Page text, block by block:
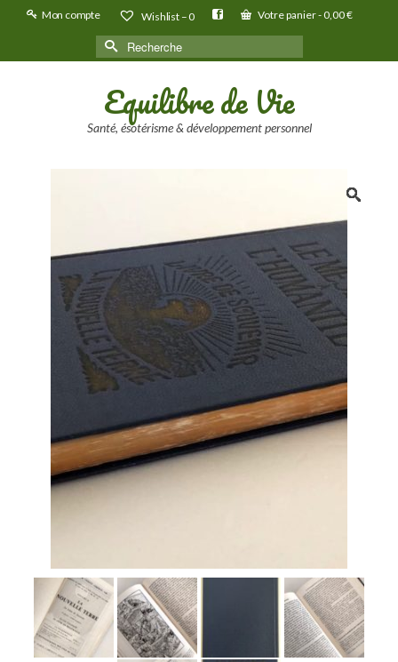
Mon compte Wishlist –0 Votre panier-0,00€
Rechercher :
Equilibre de Vie
Santé, ésotérisme & développement personnel